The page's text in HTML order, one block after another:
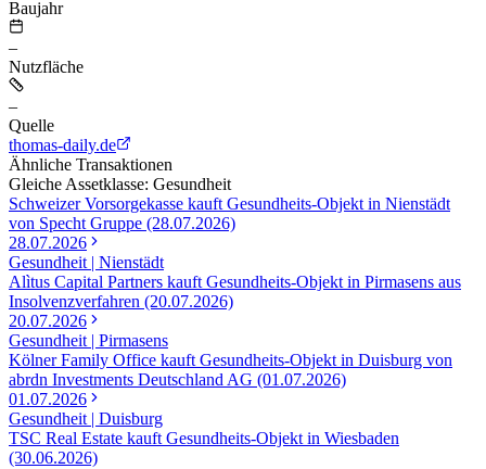
Baujahr
–
Nutzfläche
–
Quelle
thomas-daily.de
Ähnliche Transaktionen
Gleiche Assetklasse: Gesundheit
Schweizer Vorsorgekasse kauft Gesundheits-Objekt in Nienstädt
von Specht Gruppe (28.07.2026)
28.07.2026
Gesundheit | Nienstädt
Alìtus Capital Partners kauft Gesundheits-Objekt in Pirmasens aus
Insolvenzverfahren (20.07.2026)
20.07.2026
Gesundheit | Pirmasens
Kölner Family Office kauft Gesundheits-Objekt in Duisburg von
abrdn Investments Deutschland AG (01.07.2026)
01.07.2026
Gesundheit | Duisburg
TSC Real Estate kauft Gesundheits-Objekt in Wiesbaden
(30.06.2026)